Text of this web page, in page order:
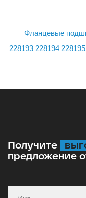
Фланцевые
228193 228194 228195
Получите
предложение